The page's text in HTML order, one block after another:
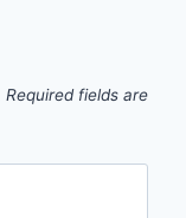
Required fields are